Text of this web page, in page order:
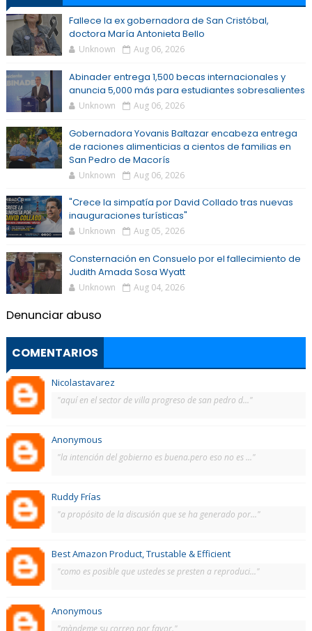
Fallece la ex gobernadora de San Cristóbal,
doctora María Antonieta Bello
Unknown Aug 06, 2026
Abinader entrega 1,500 becas internacionales y
anuncia 5,000 más para estudiantes sobresalientes
Unknown Aug 06, 2026
Gobernadora Yovanis Baltazar encabeza entrega
de raciones alimenticias a cientos de familias en
San Pedro de Macorís
Unknown Aug 06, 2026
"Crece la simpatía por David Collado tras nuevas
inauguraciones turísticas"
Unknown Aug 05, 2026
Consternación en Consuelo por el fallecimiento de
Judith Amada Sosa Wyatt
Unknown Aug 04, 2026
Denunciar abuso
COMENTARIOS
Nicolastavarez
"aquí en el sector de villa progreso de san pedro d..."
Anonymous
"la intención del gobierno es buena.pero eso no es ..."
Ruddy Frías
"a propósito de la discusión que se ha generado por..."
Best Amazon Product, Trustable & Efficient
"como es posible que ustedes se presten a reproduci..."
Anonymous
"màndeme su correo por favor."